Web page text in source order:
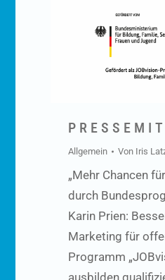
P R E S S E M I
Allgemein Von Iris
„Mehr Chancen
durch
Karin Prien:
Marketing für
Programm